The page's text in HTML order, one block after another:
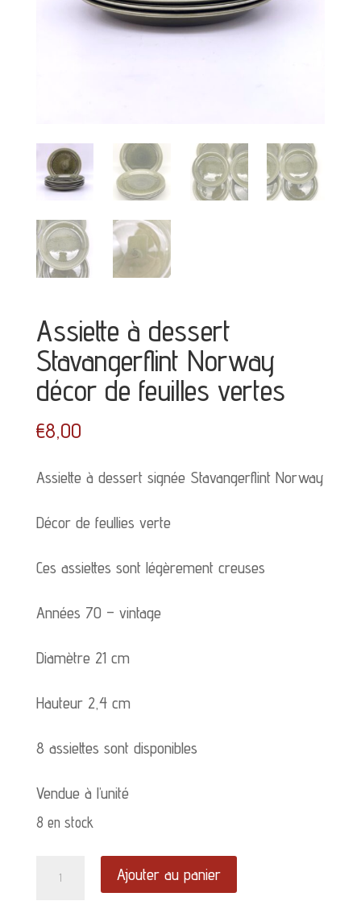
Assiette à dessert
Stavangerflint Norway
décor de feuilles vertes
€8,00
Assiette à dessert signée Stavangerflint Norway
Décor de feullies verte
Ces assiettes sont légèrement creuses
Années 70 – vintage
Diamètre 21 cm
Hauteur 2,4 cm
8 assiettes sont disponibles
Vendue à l’unité
8 en stock
quantité
Ajouter au panier